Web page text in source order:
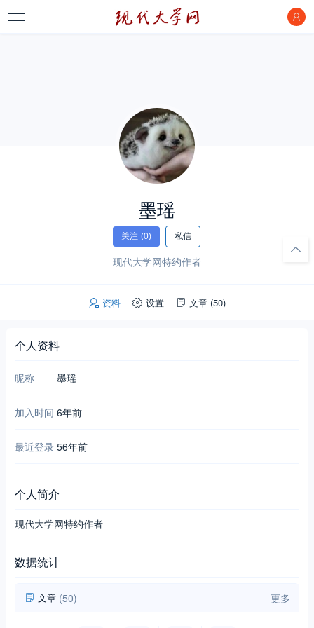
墨瑶
关注 (0) 私信
现代大学网特约作者
资料 设置 文章 (50)
个人资料
昵称 墨瑶
加入时间 6年前
最近登录 56年前
个人简介
现代大学网特约作者
数据统计
文章 (50) 更多